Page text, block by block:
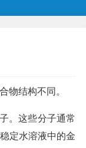
物结构不同。
。这些分子通常
定水溶液中的金